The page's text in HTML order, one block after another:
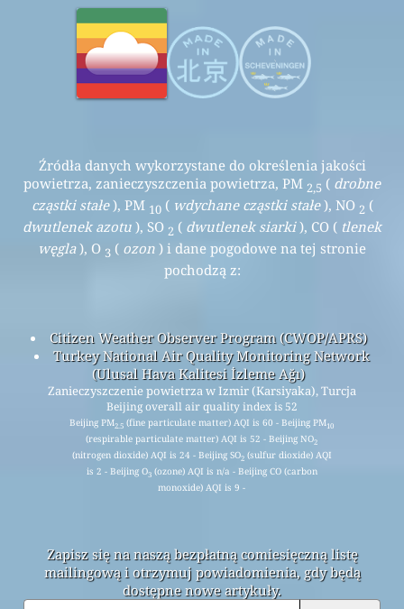
Źródła danych wykorzystane do określenia jakości
powietrza, zanieczyszczenia powietrza, PM 2,5 ( drobne
cząstki stałe), PM 10( wdychane cząstki stałe), NO 2 (
dwutlenek azotu ), SO 2 ( dwutlenek siarki), CO ( tlenek
węgla), O 3 ( ozon ) i dane pogodowe na tej stronie
pochodzą z:
Citizen Weather Observer Program (CWOP/APRS)
Turkey National Air Quality Monitoring Network
(Ulusal Hava Kalitesi İzleme Ağı)
Zanieczyszczenie powietrza w Izmir (Karsiyaka), Turcja
Beijing overall air quality index is 52
Beijing PM2.5 (fine particulate matter) AQI is 60 - Beijing PM10
(respirable particulate matter) AQI is 52 - Beijing NO2
(nitrogen dioxide) AQI is 24 - Beijing SO2(sulfur dioxide) AQI
is 2 - Beijing O3(ozone) AQI is n/a - Beijing CO (carbon
monoxide) AQI is 9 -
Zapisz się na naszą bezpłatną comiesięczną listę
mailingową i otrzymuj powiadomienia, gdy będą
dostępne nowe artykuły.